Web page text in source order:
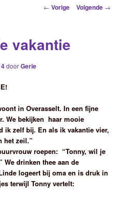
Berichtnavigatie
← Vorige Volgende →
vakantie
doorGerie
in Overasselt. In een fijne
We bekijken haar mooie
ik zelf bij. En als ik vakantie vier,
het zeil.”
roepen: “Tonny, wil je
We drinken thee aan de
logeert bij oma en is druk in
terwijl Tonny vertelt: